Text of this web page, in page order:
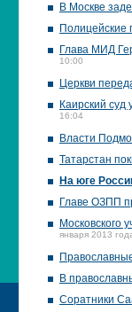
В Москве
Полицейские
Глава МИД
10:00
Церкви
Каирский
16:04
Власти
Татарстан
На юге
Главе ОЗПП
Московского
января 2013
В
Соратники